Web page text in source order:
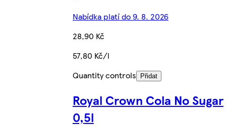
Nabídka platí do 9. 8. 2026
28,90 Kč
57,80 Kč/l
Quantity controls
Přidat
Royal Crown Cola No Sugar
0,5l